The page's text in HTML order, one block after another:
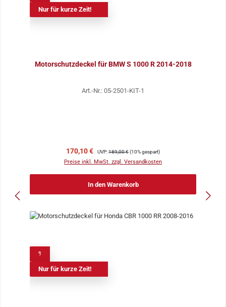
Nur für kurze Zeit!
Motorschutzdeckel für BMW S 1000 R 2014-2018
Art.-Nr.: 05-2501-KIT-1
Verkaufspreis:
170,10 € Regulärer Preis:
UVP:189,00 €(10% gespart)
Preise inkl. MwSt. zzgl. Versandkosten
In den Warenkorb
Nur für kurze Zeit!